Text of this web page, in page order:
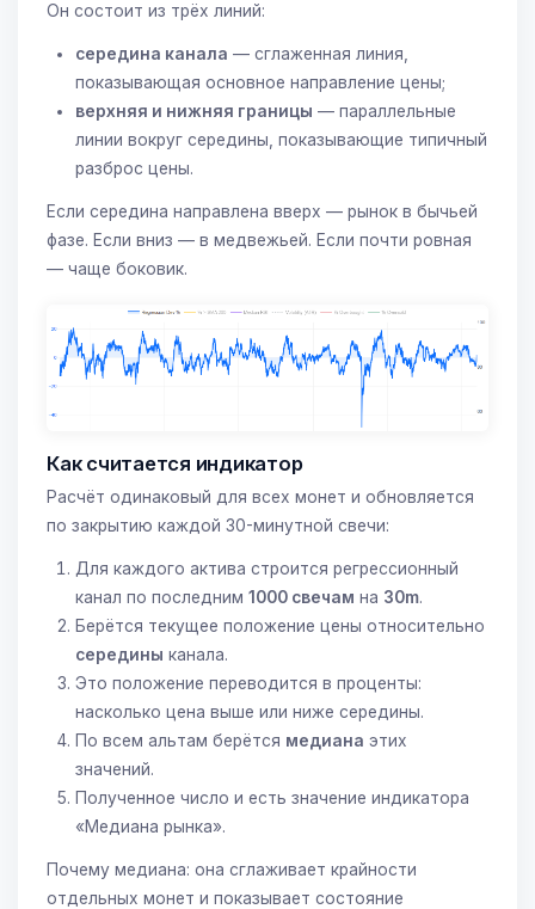
Он состоит из трёх линий:
середина канала — сглаженная линия,
показывающая основное направление цены;
верхняя и нижняя границы — параллельные
линии вокруг середины, показывающие типичный
разброс цены.
Если середина направлена вверх — рынок в бычьей
фазе. Если вниз — в медвежьей. Если почти ровная
— чаще боковик.
Как считается индикатор
Расчёт одинаковый для всех монет и обновляется
по закрытию каждой 30-минутной свечи:
Для каждого актива строится регрессионный
канал по последним 1000 свечам на 30m.
Берётся текущее положение цены относительно
середины канала.
Это положение переводится в проценты:
насколько цена выше или ниже середины.
По всем альтам берётся медиана этих
значений.
Полученное число и есть значение индикатора
«Медиана рынка».
Почему медиана: она сглаживает крайности
отдельных монет и показывает состояние